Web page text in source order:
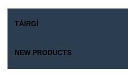
TÁIRGÍ
NEW PRODUCTS